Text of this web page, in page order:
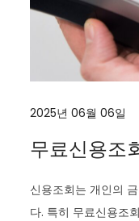
2025년 06월 06일
무료신용조
신용조회는 개인의
다. 특히 무료신용조